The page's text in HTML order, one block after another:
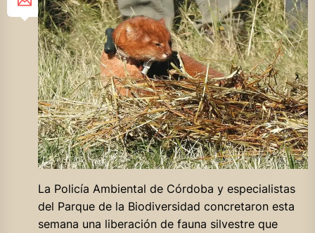
La Policía Ambiental de Córdoba y especialistas
del Parque de la Biodiversidad concretaron esta
semana una liberación de fauna silvestre que